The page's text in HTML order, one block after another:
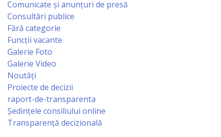
de
Istorie
şi
Etnografie
„Dumitru
Scvorțov-
Russu”
or.
Comunicate și anunțuri de presă
Consultări publice
Fără categorie
Funcții vacante
Galerie Foto
Galerie Video
Noutăți
Proiecte de decizii
raport-de-transparenta
Ședințele consiliului online
Transparență decizională